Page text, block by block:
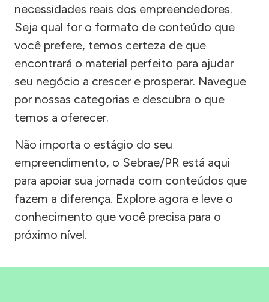
necessidades reais dos empreendedores.
Seja qual for o formato de conteúdo que
você prefere, temos certeza de que
encontrará o material perfeito para ajudar
seu negócio a crescer e prosperar. Navegue
por nossas categorias e descubra o que
temos a oferecer.
Não importa o estágio do seu
empreendimento, o Sebrae/PR está aqui
para apoiar sua jornada com conteúdos que
fazem a diferença. Explore agora e leve o
conhecimento que você precisa para o
próximo nível.